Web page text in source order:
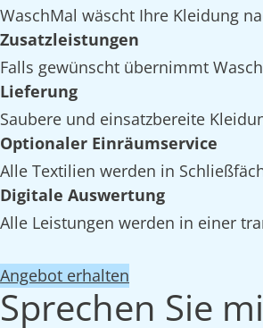
WaschMal wäscht Ihre Kleidung
Zusatzleistungen
Falls gewünscht übernimmt
Lieferung
Saubere und einsatzbereite
Optionaler Einräumservice
Alle Textilien werden in
Digitale Auswertung
Alle Leistungen werden in einer
Angebot erhalten
Sprechen Sie